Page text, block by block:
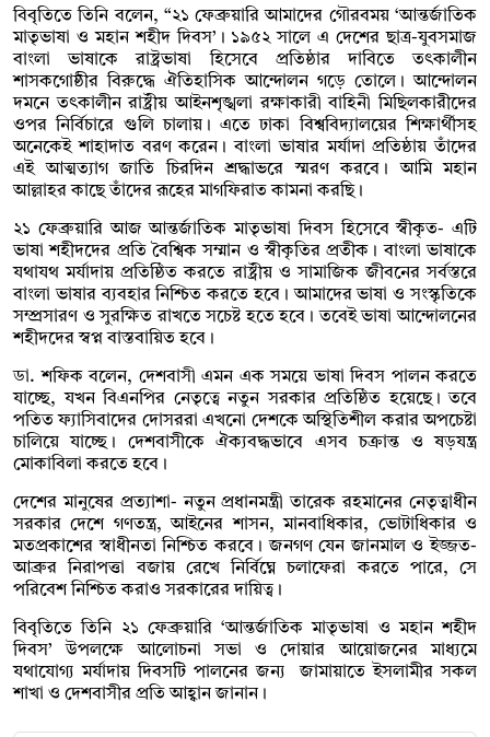
বিবৃতিতে তিনি বলেন, “২১ ফেব্রুয়ারি আমাদের গৌরবময় ‘আন্তর্জাতিক
মাতৃভাষা ও মহান শহীদ দিবস’। ১৯৫২ সালে এ দেশের ছাত্র-যুবসমাজ
বাংলা ভাষাকে রাষ্ট্রভাষা হিসেবে প্রতিষ্ঠার দাবিতে তৎকালীন
শাসকগোষ্ঠীর বিরুদ্ধে ঐতিহাসিক আন্দোলন গড়ে তোলে। আন্দোলন
দমনে তৎকালীন রাষ্ট্রীয় আইনশৃঙ্খলা রক্ষাকারী বাহিনী মিছিলকারীদের
ওপর নির্বিচারে গুলি চালায়। এতে ঢাকা বিশ্ববিদ্যালয়ের শিক্ষার্থীসহ
অনেকেই শাহাদাত বরণ করেন। বাংলা ভাষার মর্যাদা প্রতিষ্ঠায় তাঁদের
এই আত্মত্যাগ জাতি চিরদিন শ্রদ্ধাভরে স্মরণ করবে। আমি মহান
আল্লাহর কাছে তাঁদের রূহের মাগফিরাত কামনা করছি।
২১ ফেব্রুয়ারি আজ আন্তর্জাতিক মাতৃভাষা দিবস হিসেবে স্বীকৃত- এটি
ভাষা শহীদদের প্রতি বৈশ্বিক সম্মান ও স্বীকৃতির প্রতীক। বাংলা ভাষাকে
যথাযথ মর্যাদায় প্রতিষ্ঠিত করতে রাষ্ট্রীয় ও সামাজিক জীবনের সর্বস্তরে
বাংলা ভাষার ব্যবহার নিশ্চিত করতে হবে। আমাদের ভাষা ও সংস্কৃতিকে
সম্প্রসারণ ও সুরক্ষিত রাখতে সচেষ্ট হতে হবে। তবেই ভাষা আন্দোলনের
শহীদদের স্বপ্ন বাস্তবায়িত হবে।
ডা. শফিক বলেন, দেশবাসী এমন এক সময়ে ভাষা দিবস পালন করতে
যাচ্ছে, যখন বিএনপির নেতৃত্বে নতুন সরকার প্রতিষ্ঠিত হয়েছে। তবে
পতিত ফ্যাসিবাদের দোসররা এখনো দেশকে অস্থিতিশীল করার অপচেষ্টা
চালিয়ে যাচ্ছে। দেশবাসীকে ঐক্যবদ্ধভাবে এসব চক্রান্ত ও ষড়যন্ত্র
মোকাবিলা করতে হবে।
দেশের মানুষের প্রত্যাশা- নতুন প্রধানমন্ত্রী তারেক রহমানের নেতৃত্বাধীন
সরকার দেশে গণতন্ত্র, আইনের শাসন, মানবাধিকার, ভোটাধিকার ও
মতপ্রকাশের স্বাধীনতা নিশ্চিত করবে। জনগণ যেন জানমাল ও ইজ্জত-
আব্রুর নিরাপত্তা বজায় রেখে নির্বিঘ্নে চলাফেরা করতে পারে, সে
পরিবেশ নিশ্চিত করাও সরকারের দায়িত্ব।
বিবৃতিতে তিনি ২১ ফেব্রুয়ারি ‘আন্তর্জাতিক মাতৃভাষা ও মহান শহীদ
দিবস’ উপলক্ষে আলোচনা সভা ও দোয়ার আয়োজনের মাধ্যমে
যথাযোগ্য মর্যাদায় দিবসটি পালনের জন্য জামায়াতে ইসলামীর সকল
শাখা ও দেশবাসীর প্রতি আহ্বান জানান।